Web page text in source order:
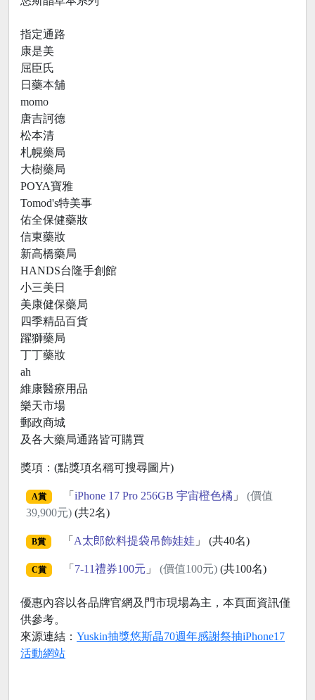
指定通路
康是美
屈臣氏
日藥本舖
momo
唐吉訶德
松本清
札幌藥局
大樹藥局
POYA寶雅
Tomod's特美事
佑全保健藥妝
信東藥妝
新高橋藥局
HANDS台隆手創館
小三美日
美康健保藥局
四季精品百貨
躍獅藥局
丁丁藥妝
ah
維康醫療用品
樂天市場
郵政商城
及各大藥局通路皆可購買
獎項：(點獎項名稱可搜尋圖片)
A賞 「 iPhone 17 Pro 256GB 宇宙橙色橘 」 (價值
39,900元) (共2名)
B賞 「 A太郎飲料提袋吊飾娃娃」 (共40名)
C賞 「 7-11禮券100元 」 (價值100元)(共100名)
優惠內容以各品牌官網及門市現場為主，本頁面資訊僅
供參考。
來源連結： Yuskin抽獎悠斯晶70週年感謝祭抽iPhone17
活動網站